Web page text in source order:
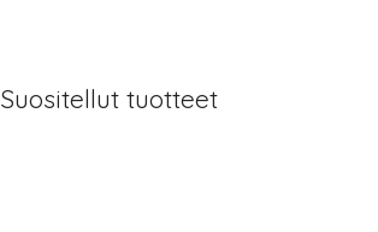
Suositellut tuotteet